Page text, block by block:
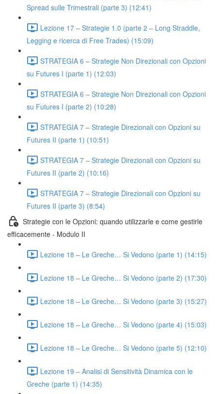
Spread sulle Trimestrali (parte 3) (12:41)
Lezione 17 – Strategie 1.0 (parte 2 – Long Straddle,
Legging e ricerca di Free Trades) (15:09)
STRATEGIA 6 – Strategie Non Direzionali con Opzioni
su Futures I (parte 1) (12:03)
STRATEGIA 6 – Strategie Non Direzionali con Opzioni
su Futures I (parte 2) (10:28)
STRATEGIA 7 – Strategie Direzionali con Opzioni su
Futures II (parte 1) (10:51)
STRATEGIA 7 – Strategie Direzionali con Opzioni su
Futures II (parte 2) (10:16)
STRATEGIA 7 – Strategie Direzionali con Opzioni su
Futures II (parte 3) (8:54)
Strategie con le Opzioni: quando utilizzarle e come gestirle
efficacemente - Modulo II
Lezione 18 – Le Greche… Si Vedono (parte 1) (14:15)
Lezione 18 – Le Greche… Si Vedono (parte 2) (17:30)
Lezione 18 – Le Greche… Si Vedono (parte 3) (15:27)
Lezione 18 – Le Greche… Si Vedono (parte 4) (15:03)
Lezione 18 – Le Greche… Si Vedono (parte 5) (12:10)
Lezione 19 – Analisi di Sensitività Dinamica con le
Greche (parte 1) (14:35)